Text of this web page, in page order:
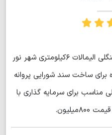
نور روستای کلین خونی منطقه جنگلی الیمالات ۶کیلومتری شهر نور
برای ساخت سند شورایی پروانه
برای سرمایه گذاری با